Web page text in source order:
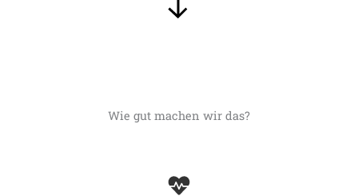
Wie gut machen wir das?